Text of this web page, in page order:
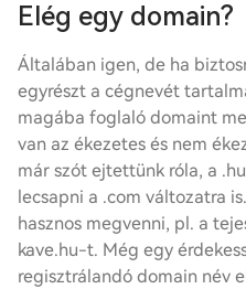
Elég egy domain?
Általában igen, de ha
egyrészt a cégnevét
magába foglaló domaint
van az ékezetes és nem
már szót ejtettünk róla, a
lecsapni a .com változatra
hasznos megvenni, pl. a
kave.hu-t. Még egy
regisztrálandó domain név